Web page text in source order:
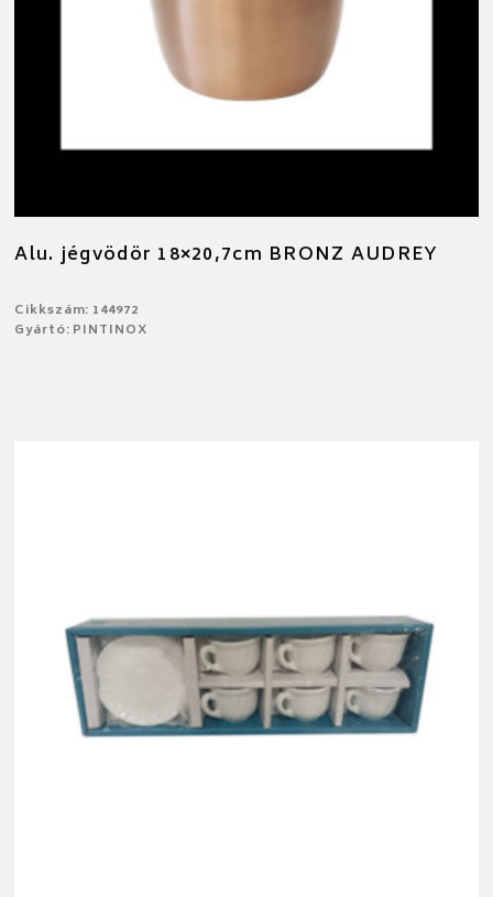
Alu. jégvödör 18×20,7cm BRONZ AUDREY
Cikkszám: 144972
Gyártó: PINTINOX